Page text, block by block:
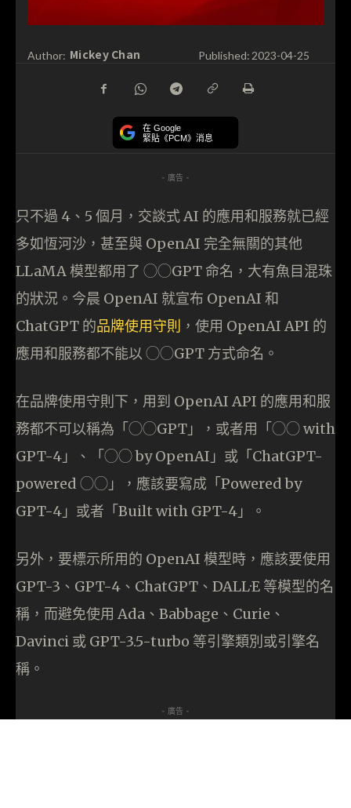
Author: Mickey Chan Published: 2023-04-25
在 Google
緊貼《PCM》消息
- 廣告 -
只不過 4、5 個月，交談式 AI 的應用和服務就已經
多如恆河沙，甚至與 OpenAI 完全無關的其他
LLaMA 模型都用了 ◯◯GPT 命名，大有魚目混珠
的狀況。今晨 OpenAI 就宣布 OpenAI 和
ChatGPT 的品牌使用守則 ，使用 OpenAI API 的
應用和服務都不能以 ◯◯GPT 方式命名。
在品牌使用守則下，用到 OpenAI API 的應用和服
務都不可以稱為「◯◯GPT」，或者用「◯◯ with
GPT-4」、「◯◯ by OpenAI」或「ChatGPT-
powered ◯◯」，應該要寫成「Powered by
GPT-4」或者「Built with GPT-4」。
另外，要標示所用的 OpenAI 模型時，應該要使用
GPT-3、GPT-4、ChatGPT、DALL·E 等模型的名
稱，而避免使用 Ada、Babbage、Curie、
Davinci 或 GPT-3.5-turbo 等引擎類別或引擎名
稱。
- 廣告 -